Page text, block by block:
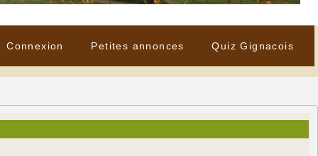
Connexion Petites annonces Quiz Gignacois